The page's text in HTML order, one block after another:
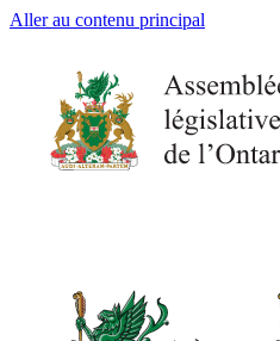
Aller au contenu principal